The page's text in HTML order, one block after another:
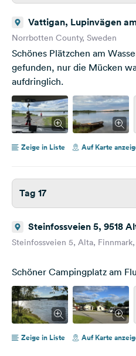
Vattigan, Lupinvägen
Norrbotten County, Sweden
Schönes Plätzchen am
gefunden, nur die Mücken
aufdringlich.
Zeige in Liste Auf Karte
Tag 17
Steinfossveien 5, 9518
Steinfossveien 5, Alta,
Schöner Campingplatz am
Zeige in Liste Auf Karte